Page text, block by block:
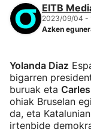
EITB
2023/09/04 -
Azken
Yolanda Diaz
bigarren
buruak eta
ohiak Bruselan
da, eta
irtenbide